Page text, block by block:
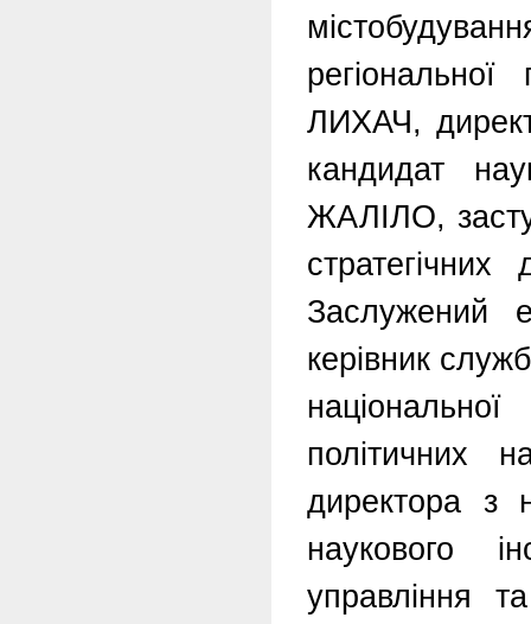
ЛИХАЧ,
кандидат
ЖАЛІЛО,
Заслужений
керівник
політичних
директора з
наукового
управління